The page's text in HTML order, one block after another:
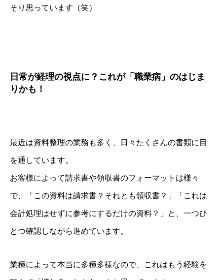
そり思っています（笑）
日常が経理の視点に？これが「職業病」のはじま
りかも！
最近は資料整理の業務も多く、日々たくさんの書類に目
を通しています。
お客様によって請求書や領収書のフォーマットは様々
で、「この資料は請求書？それとも領収書？」「これは
会計処理はせずに参考にするだけの資料？」と、一つひ
とつ確認しながら進めています。
業種によって本当に多種多様なので、これはもう経験を
経営理念・事務所概要
経営サポートの流れ
経営計画作成合宿